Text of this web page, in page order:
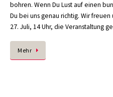
bohren. Wenn Du Lust auf einen
Du bei uns genau richtig. Wir freuen
27. Juli, 14 Uhr, die Veranstaltung
Mehr